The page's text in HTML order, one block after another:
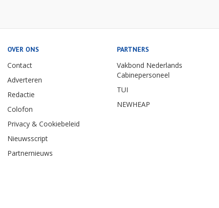
OVER ONS
Contact
Adverteren
Redactie
Colofon
Privacy & Cookiebeleid
Nieuwsscript
Partnernieuws
PARTNERS
Vakbond Nederlands
Cabinepersoneel
TUI
NEWHEAP